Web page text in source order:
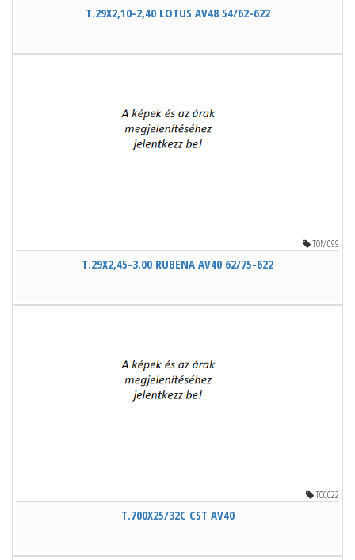
T.29X2,10-2,40 LOTUS AV48 54/62-622
TOM099
T.29X2,45-3.00 RUBENA AV40 62/75-622
TOC022
T.700X25/32C CST AV40